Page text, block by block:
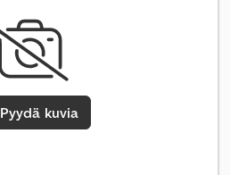
Pyydä kuvia